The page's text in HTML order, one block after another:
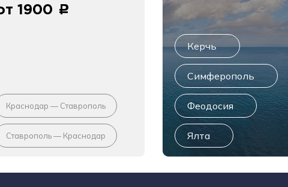
1900 c
Краснодар — Ставрополь
Ставрополь — Краснодар
Керчь
Симферополь
Феодосия
Ялта